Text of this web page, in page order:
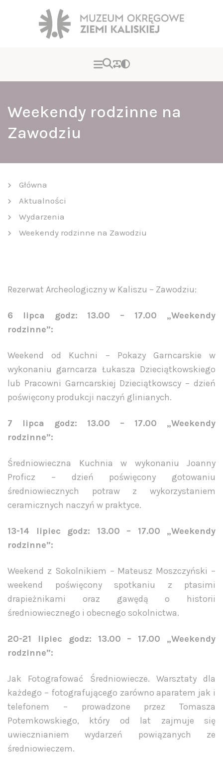
Weekendy rodzinne na
Zawodziu
Główna
Aktualności
Wydarzenia
Weekendy rodzinne na Zawodziu
Rezerwat Archeologiczny w Kaliszu – Zawodziu:
6 lipca godz: 13.00 – 17.00 „Weekendy
rodzinne”:
Weekend od Kuchni – Pokazy Garncarskie w
wykonaniu garncarza Łukasza Dzieciątkowskiego
lub Pracowni Garncarskiej Dzieciątkowscy – dzień
poświęcony produkcji naczyń glinianych.
7 lipca godz: 13.00 – 17.00 „Weekendy
rodzinne”:
Średniowieczna Kuchnia w wykonaniu Joanny
Proficz – dzień poświęcony gotowaniu
średniowiecznych potraw z wykorzystaniem
ceramicznych naczyń w praktyce.
13-14 lipiec godz: 13.00 – 17.00 „Weekendy
rodzinne”:
Weekend z Sokolnikiem – Mateusz Moszczyński –
weekend poświęcony spotkaniu z ptasimi
drapieżnikami oraz gawędą o historii
średniowiecznego i obecnego sokolnictwa.
20-21 lipiec godz: 13.00 – 17.00 „Weekendy
rodzinne”:
Jak Fotografować Średniowiecze. Warsztaty dla
każdego – fotografującego zarówno aparatem jak i
telefonem – prowadzone przez Tomasza
Potemkowskiego, który od lat zajmuje się
uwiecznianiem wydarzeń powiązanych ze
średniowieczem.